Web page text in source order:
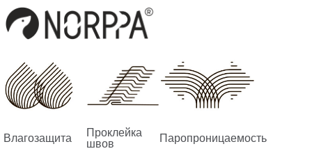
Влагозащита
Проклейка
швов
Паропроницаемость